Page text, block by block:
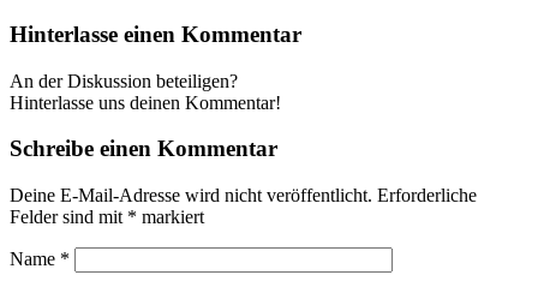
Hinterlasse einen Kommentar
An der Diskussion beteiligen?
Hinterlasse uns deinen Kommentar!
Schreibe einen Kommentar
Deine E-Mail-Adresse wird nicht veröffentlicht. Erforderliche
Felder sind mit * markiert
Name *